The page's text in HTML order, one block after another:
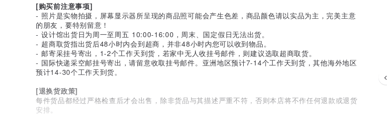
[购买前注意事项]
- 照片是实物拍摄，屏幕显示器所呈现的商品照可能会产生色差，商品颜色请以实品为主，完美主意
的朋友，要特别留意！
- 设计馆出货日为周一至周五 10:00-16:00，周末、国定假日无法出货。
- 超商取货指出货后48小时内会到超商，并非48小时内您可以收到物品。
- 邮寄采挂号寄出，1-2个工作天到货，若家中无人收挂号邮件，则建议选取超商取货。
- 国际快递采空邮挂号寄出，请留意收取挂号邮件。亚洲地区预计7-14个工作天到货，其他海外地区
预计14-30个工作天到货。
[退换货政策]
每件货品都经过严格检查后才会出售，除非货品与其描述严重不符，否则本店将不作任何退款或退货
安排。